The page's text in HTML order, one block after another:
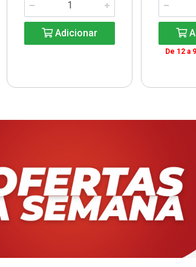
Adicionar
De 12 a